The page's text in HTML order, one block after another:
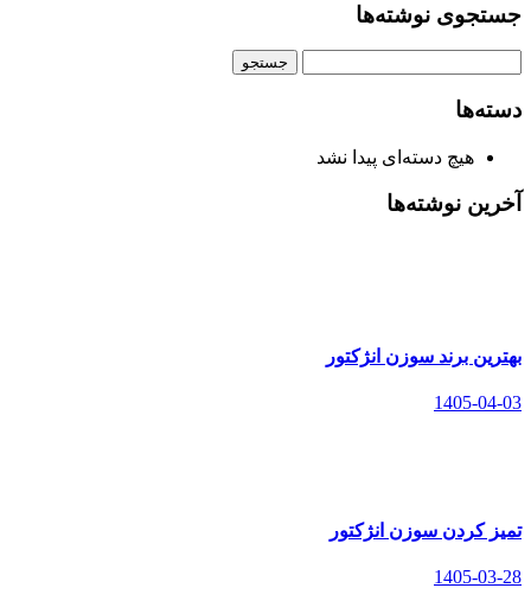
جستجوی نوشته‌ها
دسته‌ها
هیچ دسته‌ای پیدا نشد
آخرین نوشته‌ها
بهترین برند سوزن انژکتور
1405-04-03
تمیز کردن سوزن انژکتور
1405-03-28